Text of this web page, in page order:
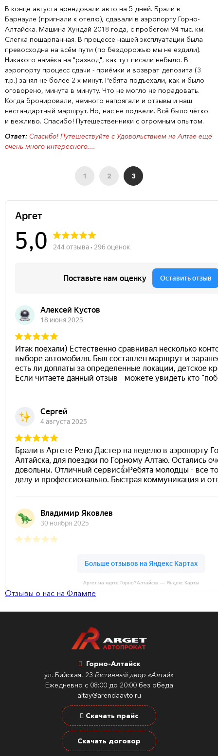
В конце августа арендовали авто на 5 дней. Брали в
Барнауле (пригнали к отелю), сдавали в аэропорту Горно-
Алтайска. Машина Хундай 2018 года, с пробегом 94 тыс. км.
Слегка пошарпанная. В процессе нашей эксплуатации была
превосходна на всём пути (по бездорожью мы не ездили).
Никакого намёка на "развод", как тут писали небыло. В
аэропорту процесс сдачи - приёмки и возврат депозита (3
т.р.) занял не более 2-х минут. Ребята подъехали, как и было
оговорено, минута в минуту. Что не могло не порадовать.
Когда бронировали, немного напрягали и отзывы и наш
нестандартный маршрут. Но, нас не подвели. Всё было чётко
и вежливо. Спасибо! Путешественники с огромным опытом.
Ответ: Спасибо! Путешествуйте с Удовольствием на Алтае ещё
очень много интересного....
1 2 3
Аргет на карте Горно?Алтайска — Яндекс Карты
Отзывы о нас на Флампе
Горно-Алтайск
ул. Бийская, 23 Гостинный двор «Алтай»
Ежедневно с 08:00 до 20:00 без обеда
altay@arendaavto.ru
Скачать прайс
Скачать договор